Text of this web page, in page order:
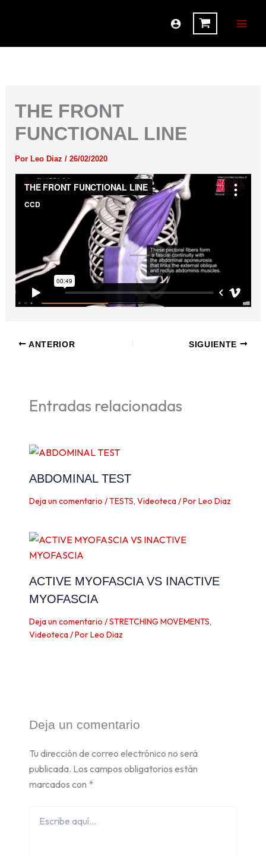
THE FRONT
FUNCTIONAL LINE
Por Leo Diaz / 26/02/2020
ANTERIOR SIGUIENTE
Entradas relacionadas
ABDOMINAL TEST
Deja un comentario /TESTS, Videoteca/ PorLeo Diaz
ACTIVE MYOFASCIA VS INACTIVE
MYOFASCIA
Deja un comentario /STRETCHING MOVEMENTS,
Videoteca/ PorLeo Diaz
Deja un comentario
Tu dirección de correo electrónico no será
publicada. Los campos obligatorios están
marcados con *
aquí...